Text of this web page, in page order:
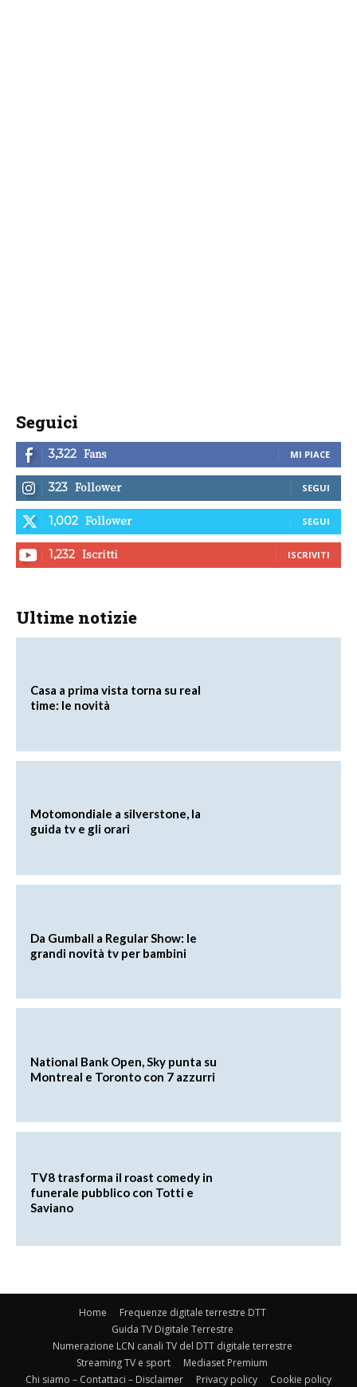
Seguici
3,322 Fans MI PIACE
323 Follower SEGUI
1,002 Follower SEGUI
1,232 Iscritti ISCRIVITI
Ultime notizie
Casa a prima vista torna su real
time: le novità
Motomondiale a silverstone, la
guida tv e gli orari
Da Gumball a Regular Show: le
grandi novità tv per bambini
National Bank Open, Sky punta su
Montreal e Toronto con 7 azzurri
TV8 trasforma il roast comedy in
funerale pubblico con Totti e
Saviano
Home
Frequenze digitale terrestre DTT
Guida TV Digitale Terrestre
Numerazione LCN canali TV del DTT digitale terrestre
Streaming TV e sport
Mediaset Premium
Chi siamo – Contattaci – Disclaimer
Privacy policy Cookie policy